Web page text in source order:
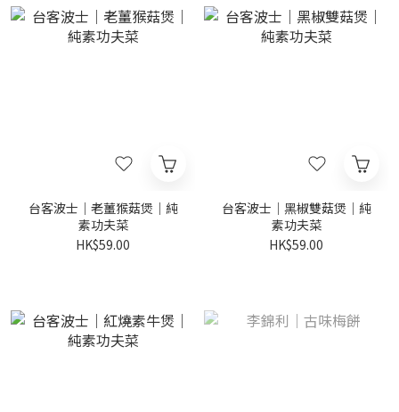
台客波士｜老薑猴菇煲｜純
素功夫菜
HK$59.00
台客波士｜黑椒雙菇煲｜純
素功夫菜
HK$59.00